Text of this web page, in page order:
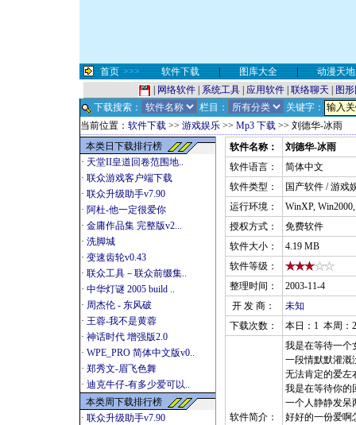
首页 >>> 软件下载 | 图库大全 |
动漫天地
网络软件 系统工具 应用软件 联络聊天
图
下载搜索：
栏目：
关键字：
当前位置： 软件下载 >> 游戏娱乐 >> Mp3 下载 >> 刘德华-冰雨
本类日下载排行榜
· 天堂II皇道回卷范围地..
· 联众游戏客户端下载
· 联众升级助手v7.90
· 阿杜-他一定很爱你
· 金庸作品集 完整版v2...
· 洗脚城
· 变速齿轮v0.43
· 联众工具－联众前缀集..
· 中华灯谜 2005 build ..
· 周杰伦 - 东风破
· 王蓉-我不是黄蓉
· 神话时代 增强版2.0
· WPE_PRO 简体中文版v0..
· 郑秀文-眉飞色舞
· 迪克牛仔-有多少爱可以..
本类周下载排行榜
· 联众升级助手v7.90
软件名称：
刘德华-冰雨
软件语言：
简体中文
软件类型：
国产软件 / 游戏
运行环境：
WinXP,
授权方式：
免费软件
软件大小：
4.19 MB
软件等级：
整理时间：
2003-11-4
开 发 商：
未知
下载次数：
本日：1 本周：
软件简介：
我是在等待一个
一段情默默灌溉
无法肯定的爱左
我是在等待你的
一个人静静发呆
好好的一份爱啊